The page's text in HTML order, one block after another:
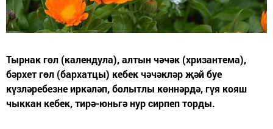
Тырнак гөл (календула), алтын чәчәк (хризантема),
бәрхет гөл (бархатцы) кебек чәчәкләр җәй буе
күзләребезне иркәләп, болытлы көннәрдә, гүя кояш
чыккан кебек, тирә-юньгә нур сирпеп торды.